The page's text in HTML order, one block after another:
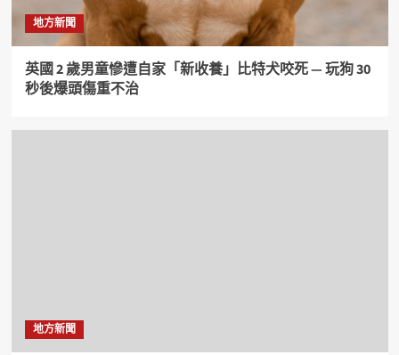
地方新聞
英國 2 歲男童慘遭自家「新收養」比特犬咬死 — 玩狗 30
秒後爆頭傷重不治
地方新聞